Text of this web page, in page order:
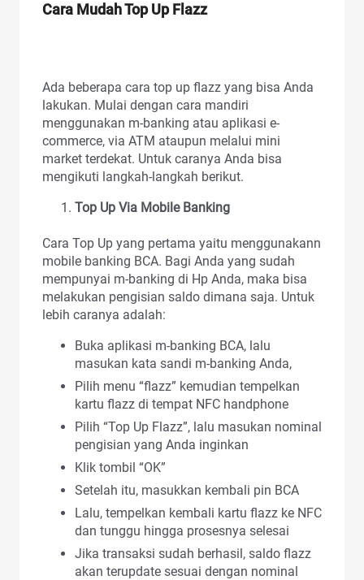
Cara Mudah Top Up Flazz
Ada beberapa cara top up flazz yang bisa Anda
lakukan. Mulai dengan cara mandiri
menggunakan m-banking atau aplikasi e-
commerce, via ATM ataupun melalui mini
market terdekat. Untuk caranya Anda bisa
mengikuti langkah-langkah berikut.
Top Up Via Mobile Banking
Cara Top Up yang pertama yaitu menggunakann
mobile banking BCA. Bagi Anda yang sudah
mempunyai m-banking di Hp Anda, maka bisa
melakukan pengisian saldo dimana saja. Untuk
lebih caranya adalah:
Buka aplikasi m-banking BCA, lalu
masukan kata sandi m-banking Anda,
Pilih menu “flazz” kemudian tempelkan
kartu flazz di tempat NFC handphone
Pilih “Top Up Flazz”, lalu masukan nominal
pengisian yang Anda inginkan
Klik tombil “OK”
Setelah itu, masukkan kembali pin BCA
Lalu, tempelkan kembali kartu flazz ke NFC
dan tunggu hingga prosesnya selesai
Jika transaksi sudah berhasil, saldo flazz
akan terupdate sesuai dengan nominal